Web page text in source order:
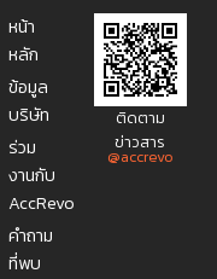
หน้า
หลัก
ข้อมูล
บริษัท
ร่วม
งานกับ
AccRevo
คำถาม
ที่พบ
ติดตาม
ข่าวสาร
@accrevo